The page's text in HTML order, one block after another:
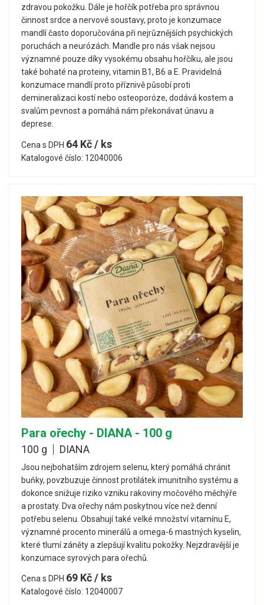
zdravou pokožku. Dále je hořčík potřeba pro správnou
činnost srdce a nervové soustavy, proto je konzumace
mandlí často doporučována při nejrůznějších psychických
poruchách a neurózách. Mandle pro nás však nejsou
významné pouze díky vysokému obsahu hořčíku, ale jsou
také bohaté na proteiny, vitamin B1, B6 a E. Pravidelná
konzumace mandlí proto příznivě působí proti
demineralizaci kostí nebo osteoporóze, dodává kostem a
svalům pevnost a pomáhá nám překonávat únavu a
deprese.
Cena s DPH 64 Kč / ks
Katalogové číslo: 12040006
Para ořechy - DIANA - 100 g
100 g DIANA
Jsou nejbohatším zdrojem selenu, který pomáhá chránit
buňky, povzbuzuje činnost protilátek imunitního systému a
dokonce snižuje riziko vzniku rakoviny močového měchýře
a prostaty. Dva ořechy nám poskytnou více než denní
potřebu selenu. Obsahují také velké množství vitamínu E,
významné procento minerálů a omega-6 mastných kyselin,
které tlumí záněty a zlepšují kvalitu pokožky. Nejzdravější je
konzumace syrových para ořechů.
Cena s DPH 69 Kč / ks
Katalogové číslo: 12040007